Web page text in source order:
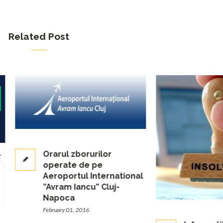
Related Post
Orarul zborurilor
operate de pe
Aeroportul International
”Avram Iancu” Cluj-
February 01, 2016